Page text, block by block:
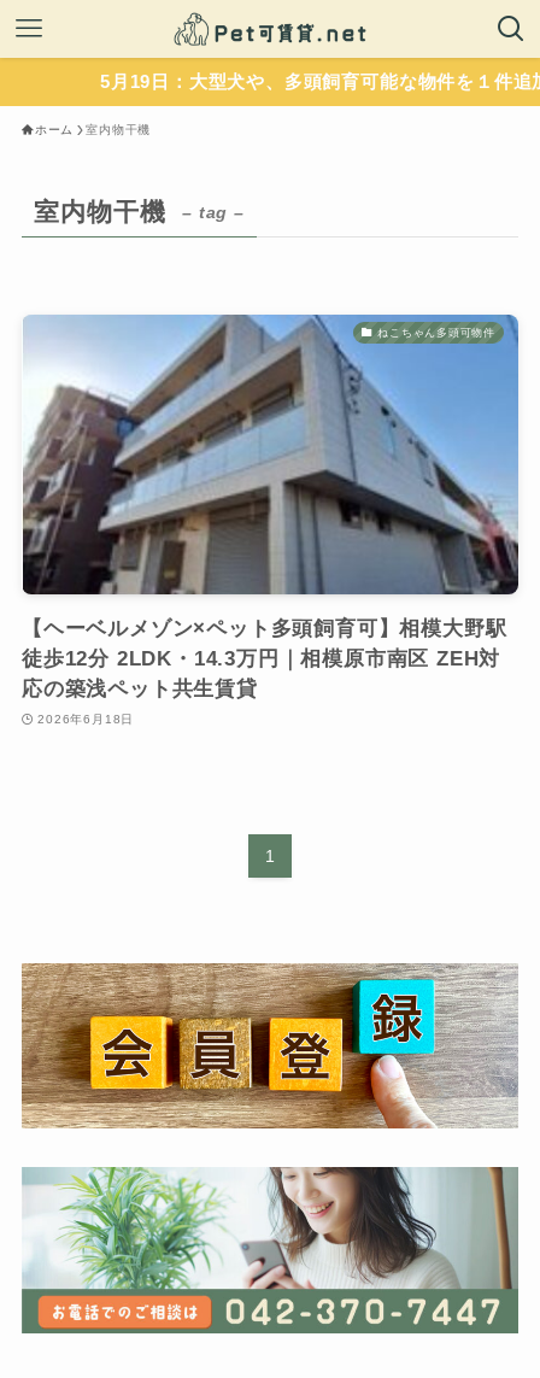
5月19日：大型犬や、多頭飼育可能な物件を１件追加
ホーム 室内物干機
室内物干機 – tag –
ねこちゃん多頭可物件
【ヘーベルメゾン×ペット多頭飼育可】相模大野駅
徒歩12分 2LDK・14.3万円｜相模原市南区 ZEH対
応の築浅ペット共生賃貸
2026年6月18日
1